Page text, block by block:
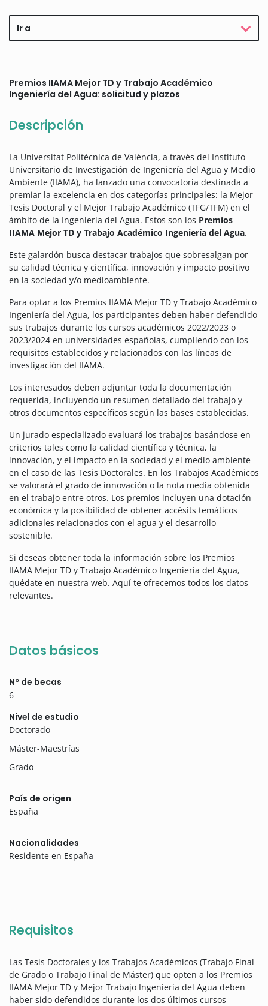
Ir a
Premios IIAMA Mejor TD y Trabajo Académico
Ingeniería del Agua: solicitud y plazos
Descripción
La Universitat Politècnica de València, a través del Instituto
Universitario de Investigación de Ingeniería del Agua y Medio
Ambiente (IIAMA), ha lanzado una convocatoria destinada a
premiar la excelencia en dos categorías principales: la Mejor
Tesis Doctoral y el Mejor Trabajo Académico (TFG/TFM) en el
ámbito de la Ingeniería del Agua. Estos son los Premios
IIAMA Mejor TD y Trabajo Académico Ingeniería del Agua.
Este galardón busca destacar trabajos que sobresalgan por
su calidad técnica y científica, innovación y impacto positivo
en la sociedad y/o medioambiente.
Para optar a los Premios IIAMA Mejor TD y Trabajo Académico
Ingeniería del Agua, los participantes deben haber defendido
sus trabajos durante los cursos académicos 2022/2023 o
2023/2024 en universidades españolas, cumpliendo con los
requisitos establecidos y relacionados con las líneas de
investigación del IIAMA.
Los interesados deben adjuntar toda la documentación
requerida, incluyendo un resumen detallado del trabajo y
otros documentos específicos según las bases establecidas.
Un jurado especializado evaluará los trabajos basándose en
criterios tales como la calidad científica y técnica, la
innovación, y el impacto en la sociedad y el medio ambiente
en el caso de las Tesis Doctorales. En los Trabajos Académicos
se valorará el grado de innovación o la nota media obtenida
en el trabajo entre otros. Los premios incluyen una dotación
económica y la posibilidad de obtener accésits temáticos
adicionales relacionados con el agua y el desarrollo
sostenible.
Si deseas obtener toda la información sobre los Premios
IIAMA Mejor TD y Trabajo Académico Ingeniería del Agua,
quédate en nuestra web. Aquí te ofrecemos todos los datos
relevantes.
Datos básicos
Nº de becas
6
Nivel de estudio
Doctorado
Máster-Maestrías
Grado
País de origen
España
Nacionalidades
Residente en España
Requisitos
Las Tesis Doctorales y los Trabajos Académicos (Trabajo Final
de Grado o Trabajo Final de Máster) que opten a los Premios
IIAMA Mejor TD y Mejor Trabajo Ingeniería del Agua deben
haber sido defendidos durante los dos últimos cursos